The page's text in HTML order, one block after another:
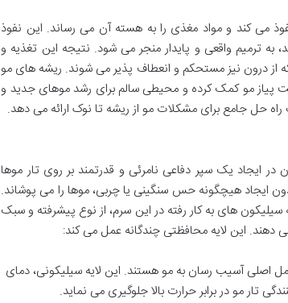
می کند و مواد مغذی را به هسته آن می رساند. این نفوذ
ترمیم واقعی و پایدار منجر می شود. نتیجه این تغذیه و
از درون نیز مستحکم و انعطاف پذیر می شوند. ریشه های مو
پیاز مو کمک کرده و محیطی سالم برای رشد موهای جدید و
راه حل جامع برای مشکلات مو از ریشه تا نوک ارائه می دهد.
در ایجاد یک سپر دفاعی نامرئی و قدرتمند بر روی تار موها
ایجاد هیچگونه حس سنگینی یا چربی، موها را می پوشاند.
سیلیکون های به کار رفته در این سرم، از نوع پیشرفته و سبک
دهند. این لایه محافظتی چندگانه عمل می کند:
اصلی آسیب رسان به مو هستند. این لایه سیلیکونی، دمای
مو در برابر حرارت بالا جلوگیری می نماید.